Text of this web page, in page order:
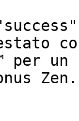
per
Zen.